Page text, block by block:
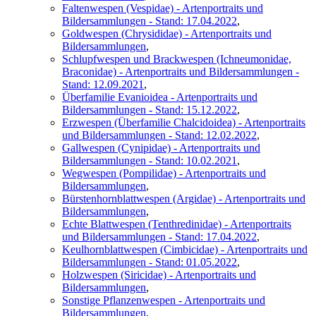
Faltenwespen (Vespidae) - Artenportraits und
Bildersammlungen - Stand: 17.04.2022,
Goldwespen (Chrysididae) - Artenportraits und
Bildersammlungen,
Schlupfwespen und Brackwespen (Ichneumonidae,
Braconidae) - Artenportraits und Bildersammlungen -
Stand: 12.09.2021 ,
Überfamilie Evanioidea - Artenportraits und
Bildersammlungen - Stand: 15.12.2022,
Erzwespen (Überfamilie Chalcidoidea) - Artenportraits
und Bildersammlungen - Stand: 12.02.2022,
Gallwespen (Cynipidae) - Artenportraits und
Bildersammlungen - Stand: 10.02.2021 ,
Wegwespen (Pompilidae) - Artenportraits und
Bildersammlungen,
Bürstenhornblattwespen (Argidae) - Artenportraits und
Bildersammlungen,
Echte Blattwespen (Tenthredinidae) - Artenportraits
und Bildersammlungen - Stand: 17.04.2022,
Keulhornblattwespen (Cimbicidae) - Artenportraits und
Bildersammlungen - Stand: 01.05.2022,
Holzwespen (Siricidae) - Artenportraits und
Bildersammlungen,
Sonstige Pflanzenwespen - Artenportraits und
Bildersammlungen,